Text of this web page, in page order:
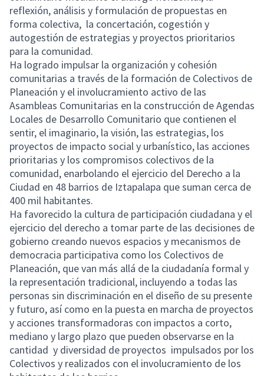
reflexión, análisis y formulación de propuestas en
forma colectiva, la concertación, cogestión y
autogestión de estrategias y proyectos prioritarios
para la comunidad.
Ha logrado impulsar la organización y cohesión
comunitarias a través de la formación de Colectivos de
Planeación y el involucramiento activo de las
Asambleas Comunitarias en la construcción de Agendas
Locales de Desarrollo Comunitario que contienen el
sentir, el imaginario, la visión, las estrategias, los
proyectos de impacto social y urbanístico, las acciones
prioritarias y los compromisos colectivos de la
comunidad, enarbolando el ejercicio del Derecho a la
Ciudad en 48 barrios de Iztapalapa que suman cerca de
400 mil habitantes.
Ha favorecido la cultura de participación ciudadana y el
ejercicio del derecho a tomar parte de las decisiones de
gobierno creando nuevos espacios y mecanismos de
democracia participativa como los Colectivos de
Planeación, que van más allá de la ciudadanía formal y
la representación tradicional, incluyendo a todas las
personas sin discriminación en el diseño de su presente
y futuro, así como en la puesta en marcha de proyectos
y acciones transformadoras con impactos a corto,
mediano y largo plazo que pueden observarse en la
cantidad y diversidad de proyectos impulsados por los
Colectivos y realizados con el involucramiento de los